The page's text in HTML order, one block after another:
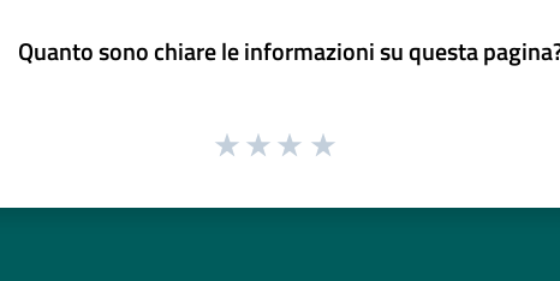
Quanto sono chiare le informazioni su questa